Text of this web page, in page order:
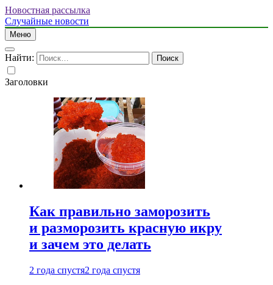
Новостная рассылка
Случайные новости
Меню
Найти:
Заголовки
Как правильно заморозить
и разморозить красную икру
и зачем это делать
2 года спустя2 года спустя